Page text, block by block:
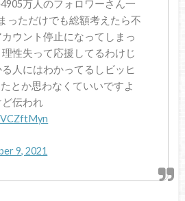
万人のフォロワーさん一
っただけでも総額考えたら不
ウント停止になってしまっ
性失って応援してるわけじ
人にはわかってるしビッヒ
とか思わなくていいですよ
伝われ
9, 2021